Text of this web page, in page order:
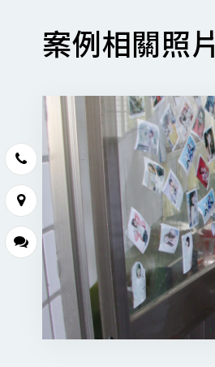
案例相關照片